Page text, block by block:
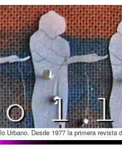
Urbano. Desde 1977 la primera